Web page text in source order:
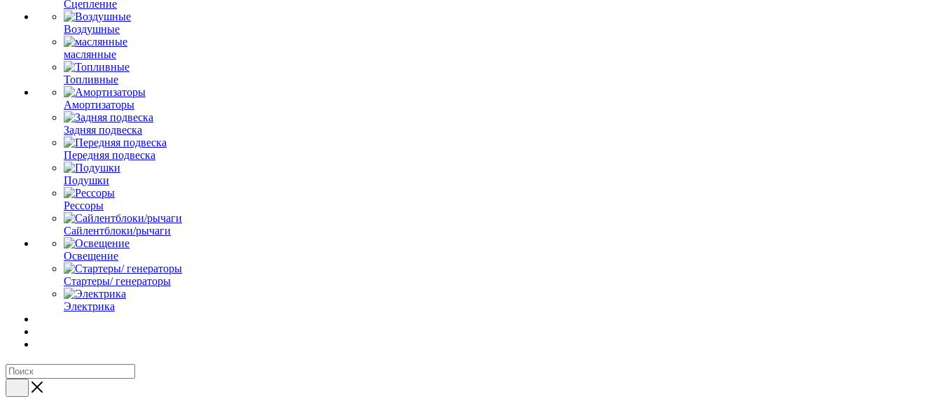
Сцепление
Воздушные
маслянные
Топливные
Амортизаторы
Задняя подвеска
Передняя подвеска
Подушки
Рессоры
Сайлентблоки/рычаги
Освещение
Стартеры/ генераторы
Электрика